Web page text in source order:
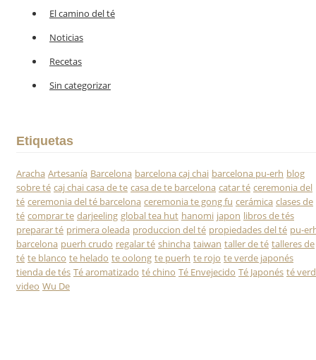
El camino del té
Noticias
Recetas
Sin categorizar
Etiquetas
Aracha Artesanía Barcelona barcelona caj chai barcelona pu-erh blog
sobre té caj chai casa de te casa de te barcelona catar té ceremonia del
té ceremonia del té barcelona ceremonia te gong fu cerámica clases de
té comprar te darjeeling global tea hut hanomi japon libros de tés
preparar té primera oleada produccion del té propiedades del té pu-
barcelona puerh crudo regalar té shincha taiwan taller de té talleres de
té te blanco te helado te oolong te puerh te rojo te verde japonés
tienda de tés Té aromatizado té chino Té Envejecido Té Japonés té
video Wu De